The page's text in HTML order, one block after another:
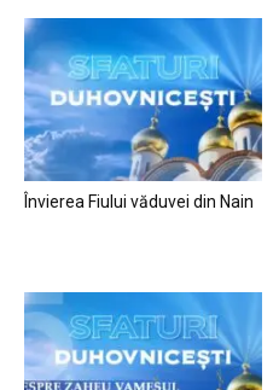
Învierea Fiului văduvei din Nain